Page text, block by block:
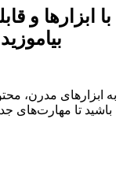
با ابزارها و
به ابزارهای مدرن،
باشید تا مهارت‌های